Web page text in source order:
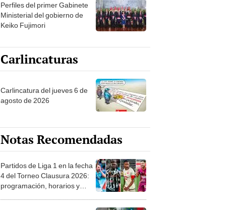
Perfiles del primer Gabinete
Ministerial del gobierno de
Keiko Fujimori
Carlincaturas
Carlincatura del jueves 6 de
agosto de 2026
Notas Recomendadas
Partidos de Liga 1 en la fecha
4 del Torneo Clausura 2026:
programación, horarios y